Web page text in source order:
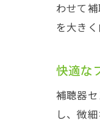
わせて
を大きく
快適な
補聴器
し、微